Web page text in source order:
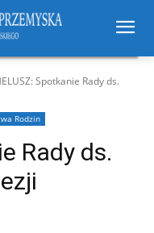
Spotkanie Rady ds.
Rodzin
Rady ds.